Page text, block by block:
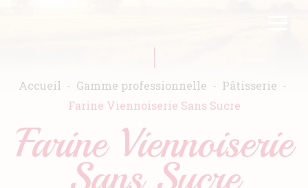
Accueil
Warda
Accueil Gamme professionnelle
Pâtisserie
Farine Viennoiserie Sans Sucre
Farine Viennoiserie
Sans Sucre